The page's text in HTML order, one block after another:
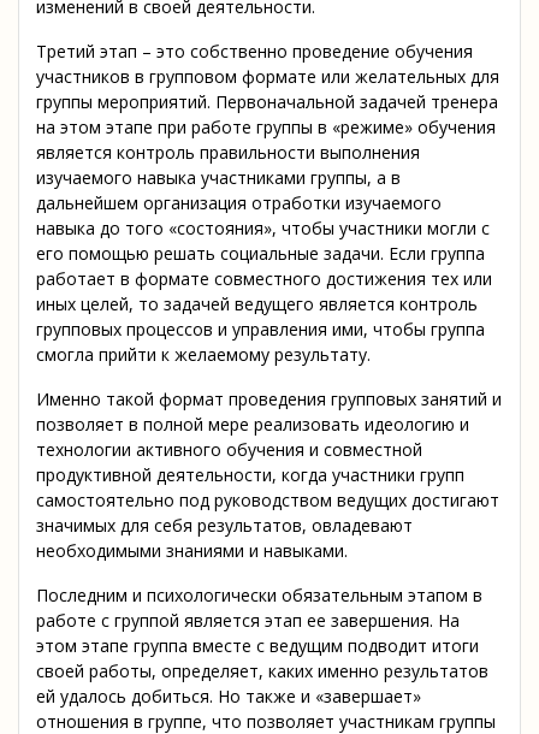
изменений в своей деятельности.
Третий этап – это собственно проведение обучения
участников в групповом формате или желательных для
группы мероприятий. Первоначальной задачей тренера
на этом этапе при работе группы в «режиме» обучения
является контроль правильности выполнения
изучаемого навыка участниками группы, а в
дальнейшем организация отработки изучаемого
навыка до того «состояния», чтобы участники могли с
его помощью решать социальные задачи. Если группа
работает в формате совместного достижения тех или
иных целей, то задачей ведущего является контроль
групповых процессов и управления ими, чтобы группа
смогла прийти к желаемому результату.
Именно такой формат проведения групповых занятий и
позволяет в полной мере реализовать идеологию и
технологии активного обучения и совместной
продуктивной деятельности, когда участники групп
самостоятельно под руководством ведущих достигают
значимых для себя результатов, овладевают
необходимыми знаниями и навыками.
Последним и психологически обязательным этапом в
работе с группой является этап ее завершения. На
этом этапе группа вместе с ведущим подводит итоги
своей работы, определяет, каких именно результатов
ей удалось добиться. Но также и «завершает»
отношения в группе, что позволяет участникам группы